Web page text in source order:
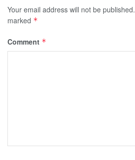
Your email address will not be published.
marked *
Comment *